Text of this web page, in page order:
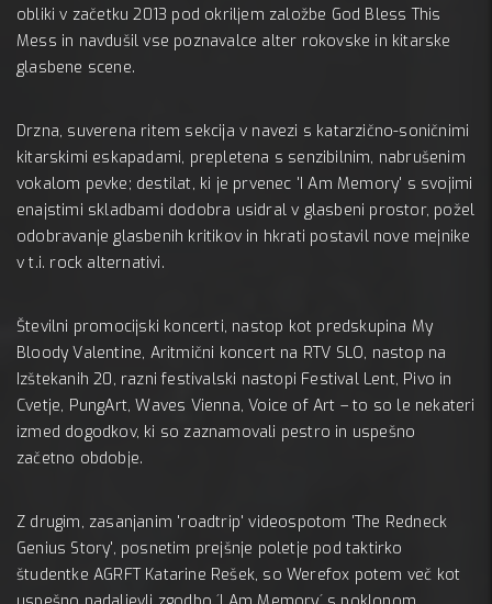
obliki v začetku 2013 pod okriljem založbe God Bless This
Mess in navdušil vse poznavalce alter rokovske in kitarske
glasbene scene.
Drzna, suverena ritem sekcija v navezi s katarzično-soničnimi
kitarskimi eskapadami, prepletena s senzibilnim, nabrušenim
vokalom pevke; destilat, ki je prvenec 'I Am Memory' s svojimi
enajstimi skladbami dodobra usidral v glasbeni prostor, požel
odobravanje glasbenih kritikov in hkrati postavil nove mejnike
v t.i. rock alternativi.
Številni promocijski koncerti, nastop kot predskupina My
Bloody Valentine, Aritmični koncert na RTV SLO, nastop na
Izštekanih 20, razni festivalski nastopi Festival Lent, Pivo in
Cvetje, PungArt, Waves Vienna, Voice of Art – to so le nekateri
izmed dogodkov, ki so zaznamovali pestro in uspešno
začetno obdobje.
Z drugim, zasanjanim 'roadtrip' videospotom 'The Redneck
Genius Story', posnetim prejšnje poletje pod taktirko
študentke AGRFT Katarine Rešek, so Werefox potem več kot